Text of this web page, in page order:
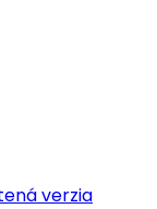
verzia